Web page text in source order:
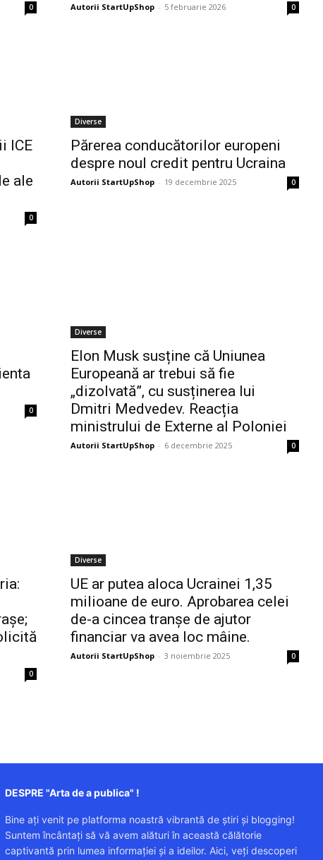
0 Autorii StartUpShop - 5 februarie 2026 0
ICE
ale
0
Diverse
Părerea conducătorilor europeni
despre noul credit pentru Ucraina
Autorii StartUpShop - 19 decembrie 2025 0
0
Diverse
Elon Musk susține că Uniunea
Europeană ar trebui să fie
„dizolvată”, cu susținerea lui
Dmitri Medvedev. Reacția
ministrului de Externe al Poloniei
Autorii StartUpShop - 6 decembrie 2025 0
0
Diverse
UE ar putea aloca Ucrainei 1,35
milioane de euro. Aprobarea celei
de-a cincea tranșe de ajutor
financiar va avea loc mâine.
Autorii StartUpShop - 3 noiembrie 2025 0
DESPRE "Arta de a publica" !
Bine ați venit pe platforma noastră vibrantă de știri și blogging!
Suntem încântați să vă avem alături în această călătorie
captivantă prin lumea informației și a ideilor. Aici, veți descoperi